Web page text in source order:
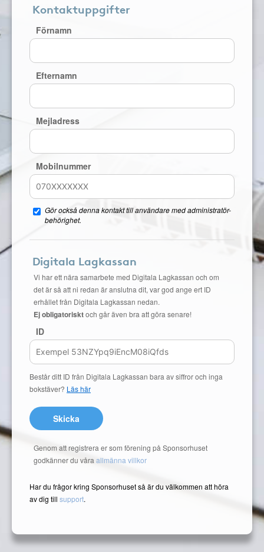
Kontaktuppgifter
Förnamn
Efternamn
Mejladress
Mobilnummer
Gör också denna kontakt till användare med administratör-
behörighet.
Digitala Lagkassan
Vi har ett nära samarbete med Digitala Lagkassan och om
det är så att ni redan är anslutna dit, var god ange ert ID
erhållet från Digitala Lagkassan nedan.
Ej obligatorisktoch går även bra att göra senare!
ID
Består ditt ID från Digitala Lagkassan bara av siffror och inga
bokstäver? Läs här
Skicka
Genom att registrera er som förening på Sponsorhuset
godkänner du våra allmänna villkor
Har du frågor kring Sponsorhuset så är du välkommen att höra
av dig till support.